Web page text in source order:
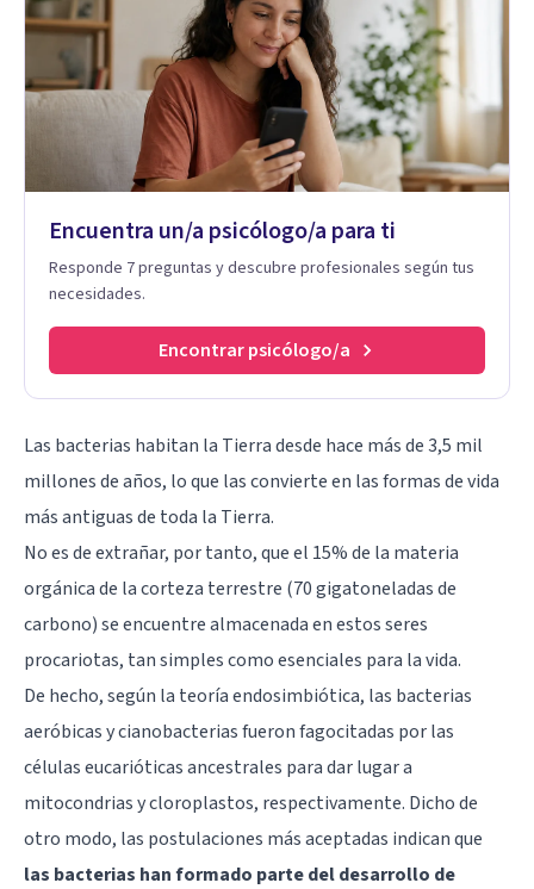
Encuentra un/a psicólogo/a para ti
Responde 7 preguntas y descubre profesionales según tus
necesidades.
Encontrar psicólogo/a
Las bacterias habitan la Tierra desde hace más de 3,5 mil
millones de años, lo que las convierte en las formas de vida
más antiguas de toda la Tierra.
No es de extrañar, por tanto, que el 15% de la materia
orgánica de la corteza terrestre (70 gigatoneladas de
carbono) se encuentre almacenada en estos seres
procariotas, tan simples como esenciales para la vida.
De hecho, según la teoría endosimbiótica, las bacterias
aeróbicas y cianobacterias fueron fagocitadas por las
células eucarióticas ancestrales para dar lugar a
mitocondrias y cloroplastos, respectivamente. Dicho de
otro modo, las postulaciones más aceptadas indican que
las bacterias han formado parte del desarrollo de